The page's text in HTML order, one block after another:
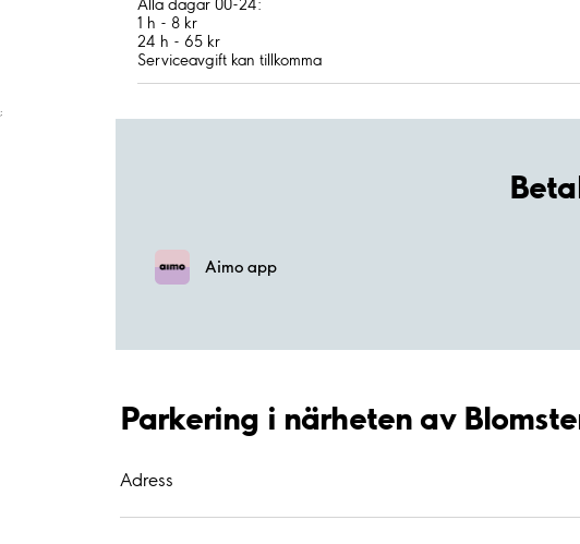
Alla dagar 00-24:
1 h - 8 kr
24 h - 65 kr
Serviceavgift kan tillkomma
;
Aimo app
Parkering i närheten av
Adress